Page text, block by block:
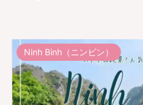
Ninh Binh（ニンビン）